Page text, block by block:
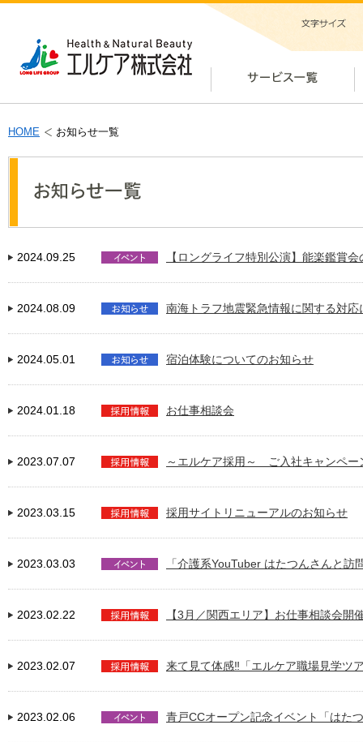
HOME お知らせ一覧
2024.09.25 【ロングライフ特別公演】能楽鑑賞
2024.08.09 南海トラフ地震緊急情報に関する対応
2024.05.01 宿泊体験についてのお知らせ
2024.01.18 お仕事相談会
2023.07.07 ～エルケア採用～ ご入社キャンペー
2023.03.15 採用サイトリニューアルのお知らせ
2023.03.03 「介護系YouTuber はたつんさんと
2023.02.22 【3月／関西エリア】お仕事相談会開
2023.02.07 来て見て体感‼「エルケア職場見学ツ
2023.02.06 青戸CCオープン記念イベント「はた